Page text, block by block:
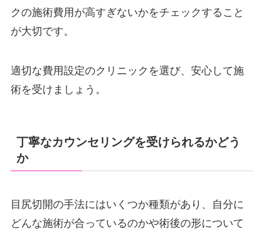
クの施術費用が高すぎないかをチェックすること
が大切です。
適切な費用設定のクリニックを選び、安心して施
術を受けましょう。
丁寧なカウンセリングを受けられるかどう
か
目尻切開の手法にはいくつか種類があり、自分に
どんな施術が合っているのかや術後の形について